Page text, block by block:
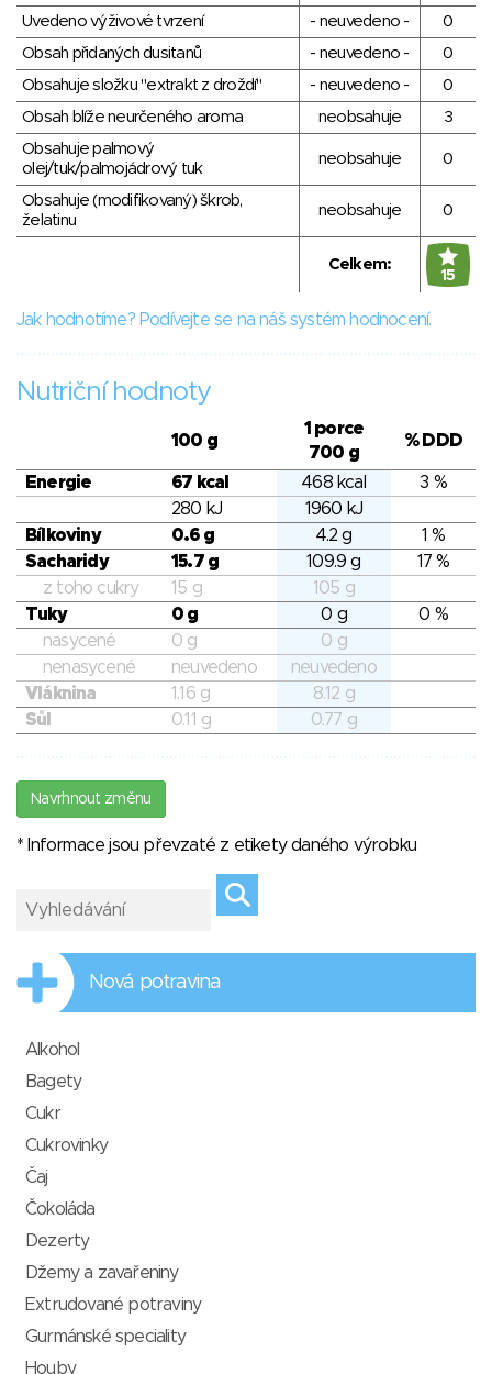
Uvedeno výživové tvrzení
- neuvedeno -
0
Obsah přidaných dusitanů
- neuvedeno -
0
Obsahuje složku "extrakt z droždí"
- neuvedeno -
0
Obsah blíže neurčeného aroma
neobsahuje
3
Obsahuje palmový
olej/tuk/palmojádrový tuk
neobsahuje 0
Obsahuje (modifikovaný) škrob,
želatinu
neobsahuje 0
Celkem:
15
Jak hodnotíme? Podívejte se na náš systém hodnocení.
Nutriční hodnoty
100 g
1 porce
700 g
% DDD
Energie 67 kcal 468 kcal
3 %
280 kJ
1960 kJ
Bílkoviny
0.6 g 4.2 g
1 %
Sacharidy
15.7 g 109.9 g
17 %
z toho cukry
15 g
105 g
Tuky
0 g 0 g
0 %
nasycené
0 g
0 g
nenasycené
neuvedeno
neuvedeno
Vláknina
1.16 g
8.12 g
Sůl
0.11 g 0.77 g
Navrhnout změnu
* Informace jsou převzaté z etikety daného výrobku
Nová potravina
Alkohol
Bagety
Cukr
Cukrovinky
Čaj
Čokoláda
Dezerty
Džemy a zavařeniny
Extrudované potraviny
Gurmánské speciality
Houby